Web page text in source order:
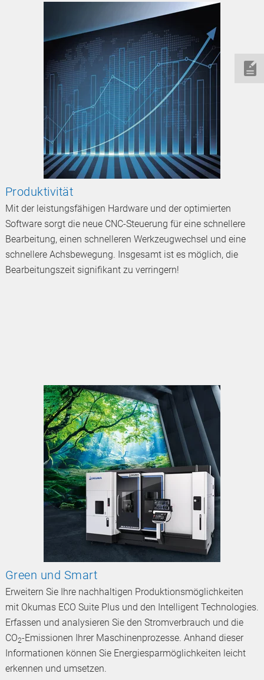
Produktivität
Mit der leistungsfähigen Hardware und der optimierten
Software sorgt die neue CNC-Steuerung für eine schnellere
Bearbeitung, einen schnelleren Werkzeugwechsel und eine
schnellere Achsbewegung. Insgesamt ist es möglich, die
Bearbeitungszeit signifikant zu verringern!
Green und Smart
Erweitern Sie Ihre nachhaltigen Produktionsmöglichkeiten
mit Okumas ECO Suite Plus und den Intelligent Technologies.
Erfassen und analysieren Sie den Stromverbrauch und die
CO2-Emissionen Ihrer Maschinenprozesse. Anhand dieser
Informationen können Sie Energiesparmöglichkeiten leicht
erkennen und umsetzen.